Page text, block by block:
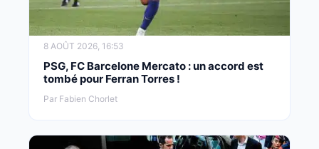
8 AOÛT 2026, 16:53
PSG, FC Barcelone Mercato : un accord est
tombé pour Ferran Torres !
Par Fabien Chorlet